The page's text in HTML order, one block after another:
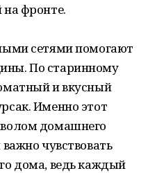
фронте.
сетями помогают
По старинному
и вкусный
Именно этот
домашнего
чувствовать
дома, ведь каждый